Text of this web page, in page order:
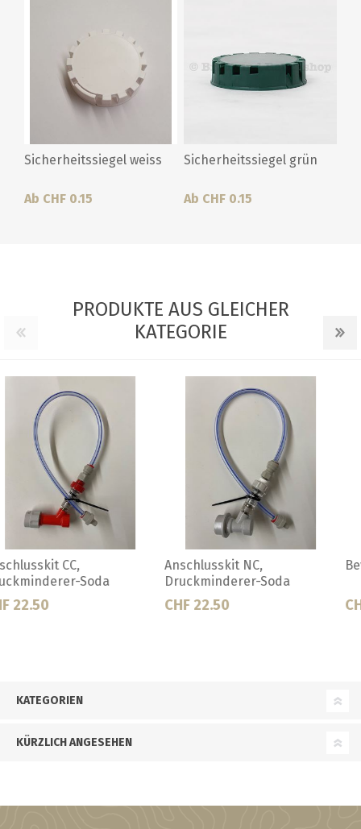
Sicherheitssiegel weiss
Ab CHF 0.15
Sicherheitssiegel grün
Ab CHF 0.15
PRODUKTE AUS GLEICHER
KATEGORIE
Bevi plus Beimischgerät
CHF 92.50
CO2 Anschlüssstück für 2
Druckmindern
CHF 22.00
KATEGORIEN
KÜRZLICH ANGESEHEN